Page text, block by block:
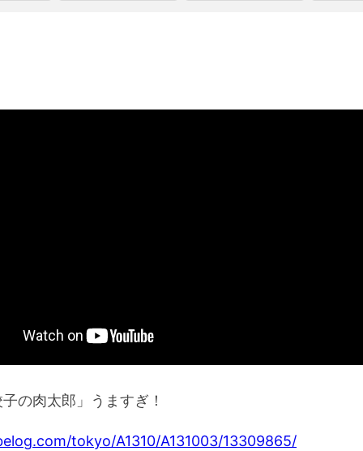
の肉太郎」うますぎ！
tokyo/A1310/A131003/13309865/